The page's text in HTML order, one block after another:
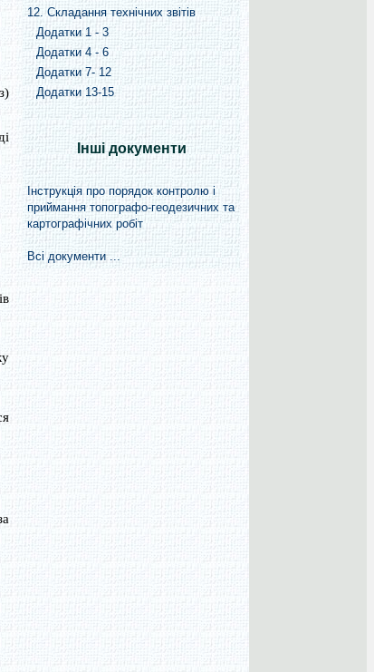
12. Складання технічних звітів
Додатки 1 - 3
Додатки 4 - 6
Додатки 7- 12
Додатки 13-15
Інші документи
Інструкція про порядок контролю і
приймання топографо-геодезичних та
картографічних робіт
Всі документи ...